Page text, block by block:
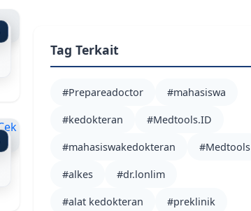
Tag Terkait
#Prepareadoctor #mahasiswa
#kedokteran #Medtools.ID
#mahasiswakedokteran #Medtools
#alkes #dr.lonlim
#alat kedokteran #preklinik